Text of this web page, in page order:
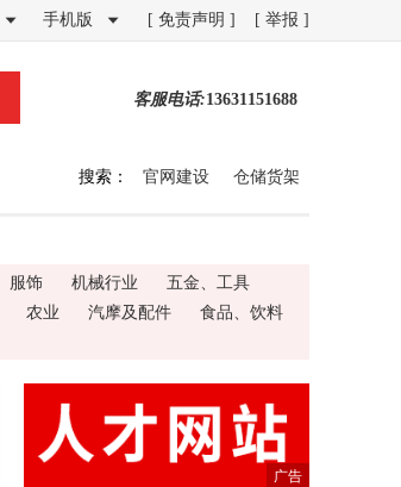
 手机版  [ 免责声明 ] [ 举报 ]
客服电话:13631151688
搜索： 官网建设 仓储货架
服饰 机械行业
五金、工具
农业 汽摩及配件
食品、饮料
广告